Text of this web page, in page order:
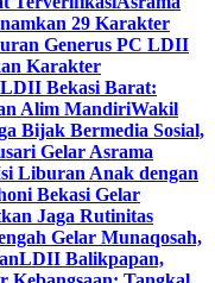
29 Karakter
Generus PC LDII
Karakter
Bekasi Barat:
Alim MandiriWakil
Bijak Bermedia Sosial,
Gelar Asrama
Liburan Anak dengan
Bekasi Gelar
Jaga Rutinitas
Gelar Munaqosah,
LDII Balikpapan,